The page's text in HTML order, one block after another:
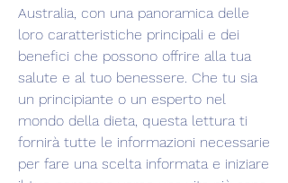
Australia, con una panoramica delle
loro caratteristiche principali e dei
benefici che possono offrire alla tua
salute e al tuo benessere. Che tu sia
un principiante o un esperto nel
mondo della dieta, questa lettura ti
fornirà tutte le informazioni necessarie
per fare una scelta informata e iniziare